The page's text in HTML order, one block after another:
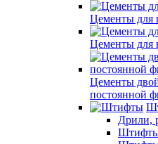
Цементы для
Цементы для
Цементы
постоянной
Дрили,